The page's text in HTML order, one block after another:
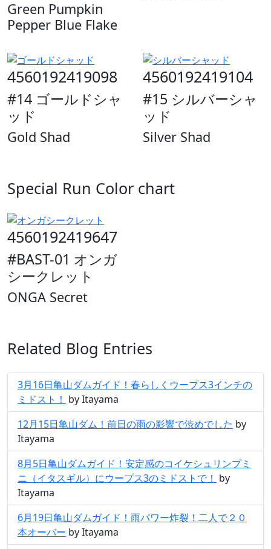
Green Pumpkin
Pepper Blue Flake
4560192419098
#14 ゴールドシャ
ッド
Gold Shad
4560192419104
#15 シルバーシャ
ッド
Silver Shad
Special Run Color chart
4560192419647
#BAST-01 オンガ
シークレット
ONGA Secret
Related Blog Entries
3月16日亀山ダムガイド！春らしくウープス3インチの
ミドスト！ by Itayama
12月15日亀山ダム！前日の雨の影響で渋めでした by
Itayama
8月5日亀山ダムガイド！安定感のコイケシュリンプミ
ニ（イタスギル）にウープス3のミドストで！ by
Itayama
6月19日亀山ダムガイド！雨パワー炸裂！二人で２０
本オーバー by Itayama